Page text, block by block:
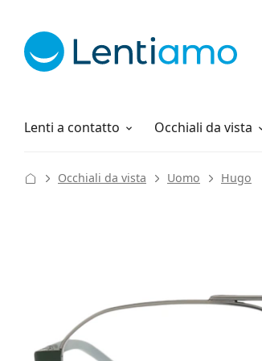
Lenti a contatto
Soluzioni Occhiali da vista
Tutto sugli acquisti
Occhiali da vista Uomo Hugo